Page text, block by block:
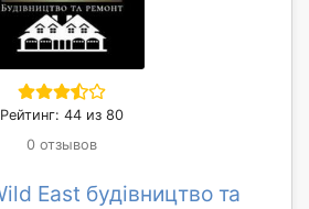
Рейтинг: 44 из 80
0 отзывов
East будівництво та